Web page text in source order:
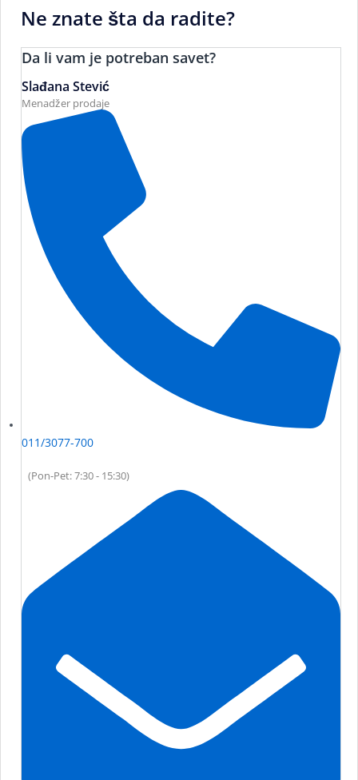
Ne znate šta da radite?
Da li vam je potreban savet?
Slađana Stević
Menadžer prodaje
011/3077-700
(Pon-Pet: 7:30 - 15:30)